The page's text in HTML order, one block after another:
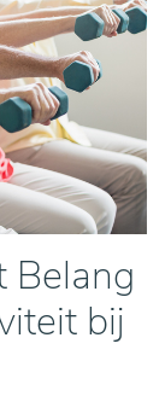
Belang
bij